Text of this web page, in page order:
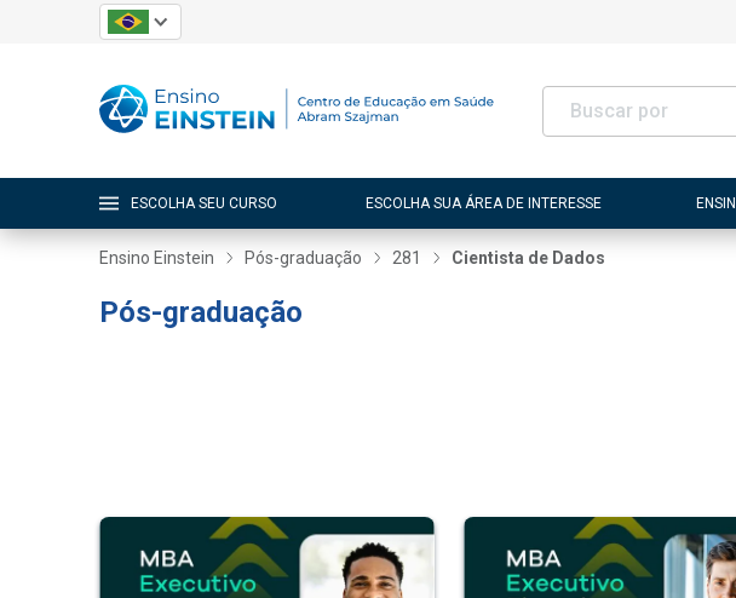
ESCOLHA SEU CURSO ESCOLHA SUA ÁREA DE INTERESSE
Ensino Einstein Pós-graduação 281 Cientista de Dados
Pós-graduação